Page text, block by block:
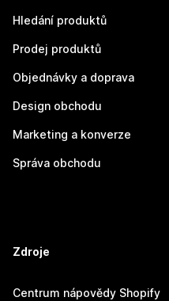
Hledání produktů
Prodej produktů
Objednávky a doprava
Design obchodu
Marketing a konverze
Správa obchodu
Zdroje
Centrum nápovědy Shopify